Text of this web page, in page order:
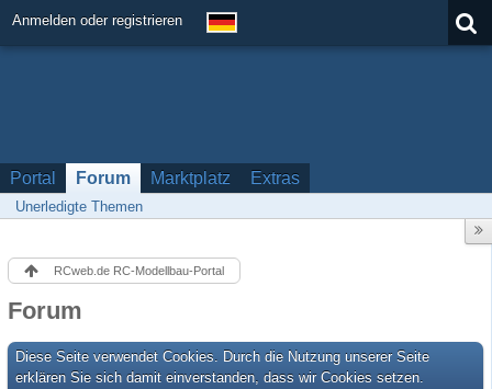
Anmelden oder registrieren
Portal Forum Marktplatz Extras
Unerledigte Themen
RCweb.de RC-Modellbau-Portal
Forum
Diese Seite verwendet Cookies. Durch die Nutzung unserer Seite
erklären Sie sich damit einverstanden, dass wir Cookies setzen.